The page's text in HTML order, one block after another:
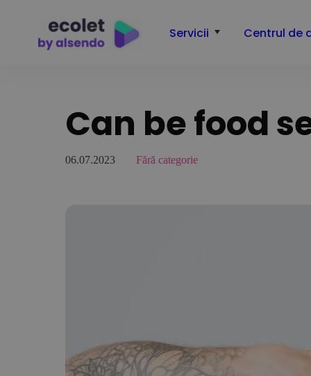
Servicii Centrul de
Can be food
06.07.2023 Fără categorie